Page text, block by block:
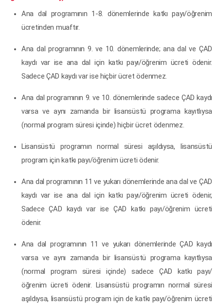
Ana dal programının 1-8. dönemlerinde katkı payı/öğrenim
ücretinden muaftır.
Ana dal programının 9. ve 10. dönemlerinde; ana dal ve ÇAD
kaydı var ise ana dal için katkı payı/öğrenim ücreti ödenir.
Sadece ÇAD kaydı var ise hiçbir ücret ödenmez.
Ana dal programının 9. ve 10. dönemlerinde sadece ÇAD kaydı
varsa ve aynı zamanda bir lisansüstü programa kayıtlıysa
(normal program süresi içinde) hiçbir ücret ödenmez.
Lisansüstü programın normal süresi aşıldıysa, lisansüstü
program için katkı payı/öğrenim ücreti ödenir.
Ana dal programının 11 ve yukarı dönemlerinde ana dal ve ÇAD
kaydı var ise ana dal için katkı payı/öğrenim ücreti ödenir,
Sadece ÇAD kaydı var ise ÇAD katkı payı/öğrenim ücreti
ödenir.
Ana dal programının 11 ve yukarı dönemlerinde ÇAD kaydı
varsa ve aynı zamanda bir lisansüstü programa kayıtlıysa
(normal program süresi içinde) sadece ÇAD katkı payı/
öğrenim ücreti ödenir. Lisansüstü programın normal süresi
aşıldıysa, lisansüstü program için de katkı payı/öğrenim ücreti